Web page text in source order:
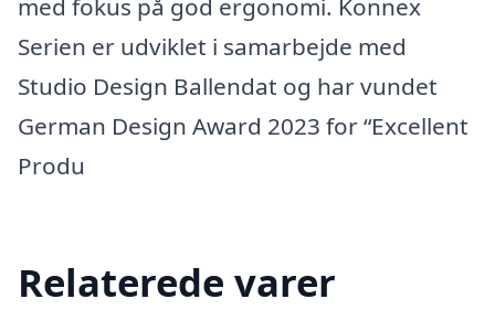
med fokus på god ergonomi. Konnex
Serien er udviklet i samarbejde med
Studio Design Ballendat og har vundet
German Design Award 2023 for “Excellent
Produ
Relaterede varer